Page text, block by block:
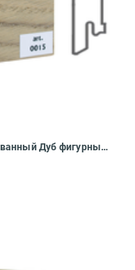
15 Плинтус Finitura Dekor Шпонированный Дуб фигурный 2400x100x30